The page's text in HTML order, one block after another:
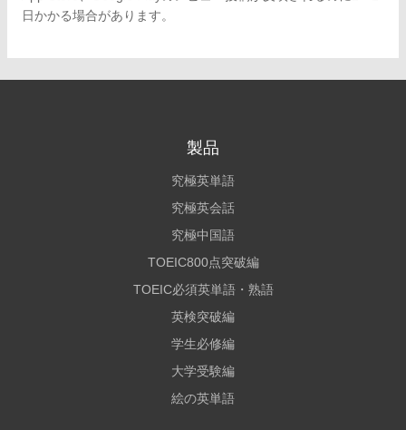
日かかる場合があります。
製品
究極英単語
究極英会話
究極中国語
TOEIC800点突破編
TOEIC必須英単語・熟語
英検突破編
学生必修編
大学受験編
絵の英単語